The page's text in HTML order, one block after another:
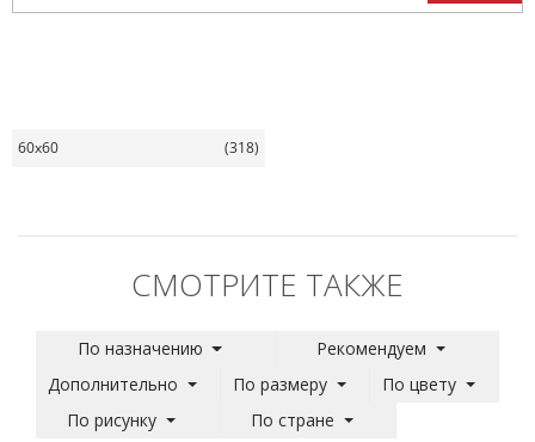
60x60 (318)
СМОТРИТЕ ТАКЖЕ
По назначению
Рекомендуем
Дополнительно
По размеру
По цвету
По рисунку
По стране